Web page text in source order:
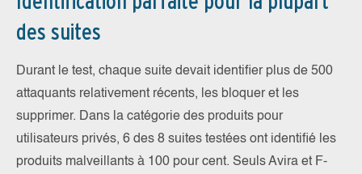
des suites
Durant le test, chaque suite devait identifier plus de 500
attaquants relativement récents, les bloquer et les
supprimer. Dans la catégorie des produits pour
utilisateurs privés, 6 des 8 suites testées ont identifié les
produits malveillants à 100 pour cent. Seuls Avira et F-